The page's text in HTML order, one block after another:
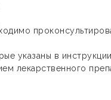
указаны в
лекарственного